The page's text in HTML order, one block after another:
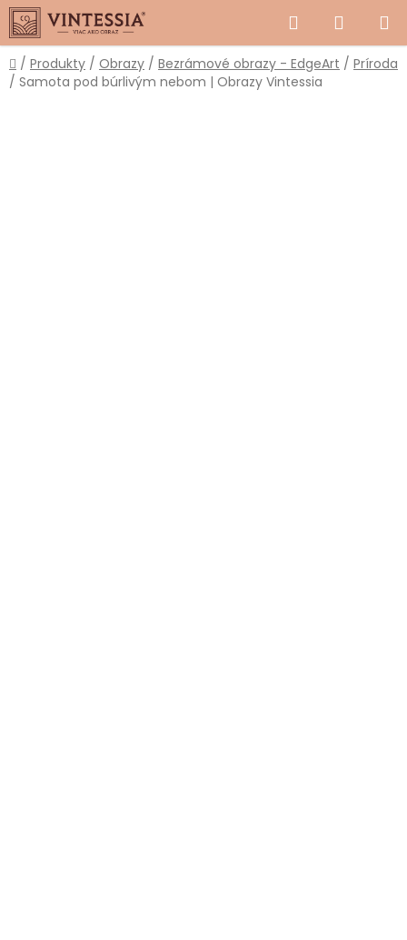
Prejsť
na
obsah
Hľadať
KOŠÍK
Domov
/ Produkty / Obrazy / Bezrámové obrazy - EdgeArt / Príroda
/ Samota pod búrlivým nebom | Obrazy Vintessia